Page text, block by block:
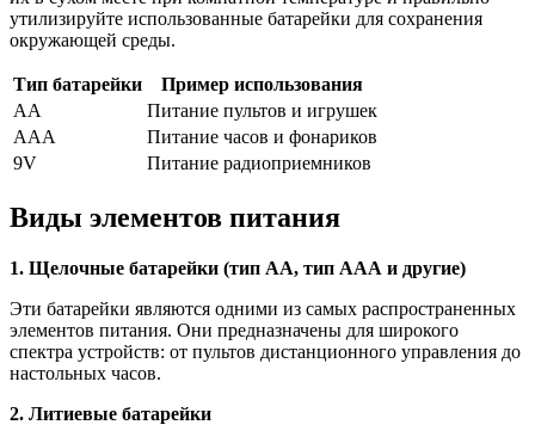
утилизируйте использованные батарейки для сохранения
окружающей среды.
Тип батарейки
Пример использования
AA
Питание пультов и игрушек
AAA
Питание часов и фонариков
9V
Питание радиоприемников
Виды элементов питания
1. Щелочные батарейки (тип АА, тип ААА и другие)
Эти батарейки являются одними из самых распространенных
элементов питания. Они предназначены для широкого
спектра устройств: от пультов дистанционного управления до
настольных часов.
2. Литиевые батарейки